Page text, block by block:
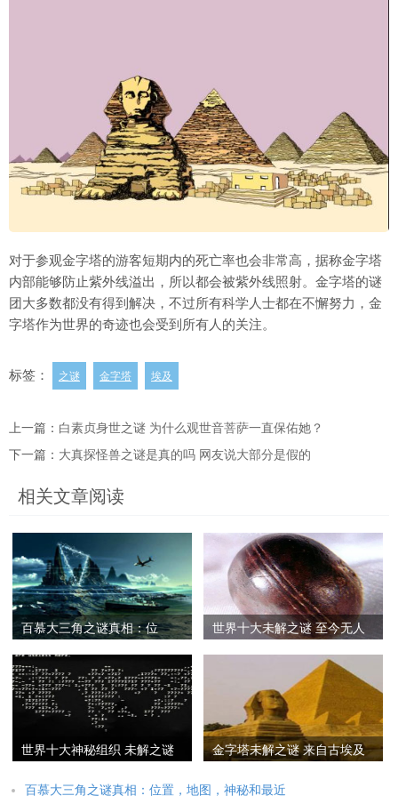
对于参观金字塔的游客短期内的死亡率也会非常高，据称金字塔
内部能够防止紫外线溢出，所以都会被紫外线照射。金字塔的谜
团大多数都没有得到解决，不过所有科学人士都在不懈努力，金
字塔作为世界的奇迹也会受到所有人的关注。
标签： 之谜 金字塔 埃及
上一篇： 白素贞身世之谜 为什么观世音菩萨一直保佑她？
下一篇： 大真探怪兽之谜是真的吗 网友说大部分是假的
相关文章阅读
百慕大三角之谜真相：位
世界十大未解之谜 至今无人
世界十大神秘组织 未解之谜
金字塔未解之谜 来自古埃及
百慕大三角之谜真相：位置，地图，神秘和最近